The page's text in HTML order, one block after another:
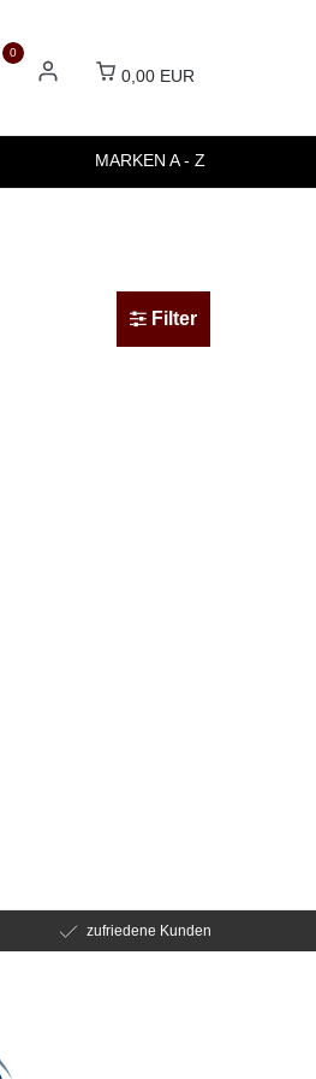
0
0,00 EUR
MARKEN A - Z
Filter
zufriedene Kunden